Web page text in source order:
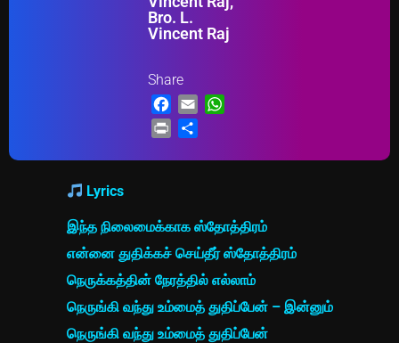
Bro. L.
Vincent Raj
Share
Facebook
Email
Print
Lyrics
இந்த நிலைமைக்காக ஸ்தோத்திரம்
என்னை துதிக்கச் செய்தீர் ஸ்தோத்திரம்
நெருக்கத்தின் நேரத்தில் எல்லாம்
நெருங்கி வந்து உம்மைத் துதிப்பேன் – இன்னும்
நெருங்கி வந்து உம்மைத் துதிப்பேன்